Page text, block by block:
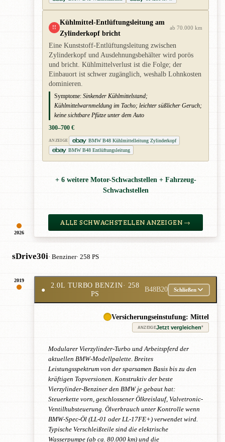
2026
!!
Kühlmittel-Entlüftungsleitung am
Zylinderkopf bricht
ab 70.000 km
Eine Kunststoff-Entlüftungsleitung zwischen
Zylinderkopf und Ausdehnungsbehälter wird porös
und bricht. Kühlmittelverlust ist die Folge; der
Einbauort ist schwer zugänglich, weshalb Lohnkosten
dominieren.
Symptome: Sinkender Kühlmittelstand;
Kühlmittelwarnmeldung im Tacho; leichter süßlicher Geruch;
keine sichtbare Pfütze unter dem Auto
300–700 €
ANZEIGE
BMW B48 Kühlmittelleitung Zylinderkopf
BMW B48 Entlüftungsleitung
+ 6 weitere Motor-Schwachstellen + Fahrzeug-
Schwachstellen
ALLE SCHWACHSTELLEN ANZEIGEN →
sDrive30i· Benziner· 258 PS
2019
●
2.0L TURBO BENZIN· 258
PS
B48B20 Schließen
Versicherungseinstufung: Mittel
ANZEIGEJetzt vergleichen*
Modularer Vierzylinder-Turbo und Arbeitspferd der
aktuellen BMW-Modellpalette. Breites
Leistungsspektrum von der sparsamen Basis bis zu den
kräftigen Topversionen. Konstruktiv der beste
Vierzylinder-Benziner den BMW je gebaut hat:
Steuerkette vorn, geschlossener Ölkreislauf, Valvetronic-
Ventilhubsteuerung. Ölverbrauch unter Kontrolle wenn
BMW-Spec-Öl (LL-01 oder LL-17FE+) verwendet wird.
Typische Verschleißteile sind die elektrische
Wasserpumpe (ab ca. 80.000 km) und die